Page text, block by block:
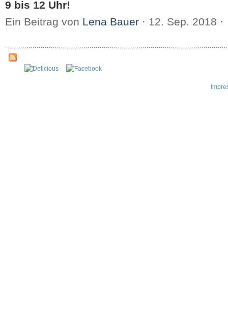
9 bis 12 Uhr!
Ein Beitrag von Lena Bauer ⋅ 12. Sep. 2018 ⋅